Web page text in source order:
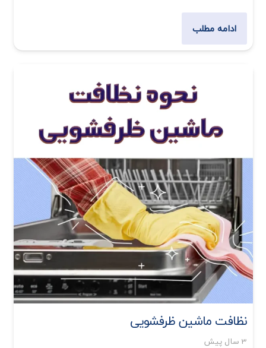
ادامه مطلب
نظافت ماشین ظرفشویی
3 سال پیش